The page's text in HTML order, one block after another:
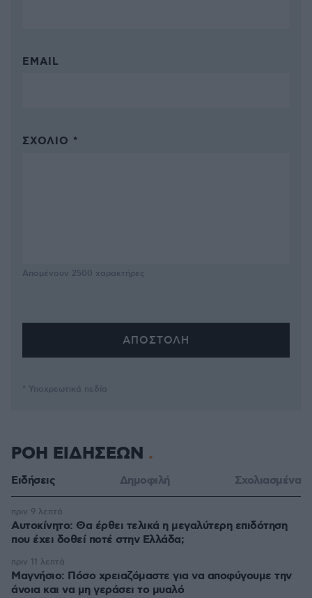
EMAIL
ΣΧΌΛΙΟ *
Απομένουν 2500 χαρακτήρες
* Υποχρεωτικά πεδία
ΡΟΗ ΕΙΔΗΣΕΩΝ
Ειδήσεις Δημοφιλή Σχολιασμένα
Αυτοκίνητο: Θα έρθει τελικά η μεγαλύτερη επιδότηση
που έχει δοθεί ποτέ στην Ελλάδα;
πριν 9 λεπτά
Μαγνήσιο: Πόσο χρειαζόμαστε για να αποφύγουμε την
άνοια και να μη γεράσει το μυαλό
πριν 11 λεπτά